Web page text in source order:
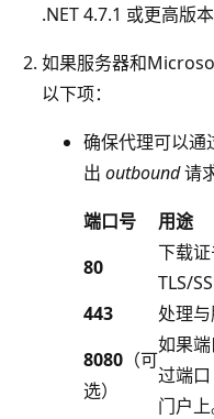
.NET 4.7.1 或更高版
如果服务器和
以下项：
确保代理可以
出 outbound请
端口号
用途
80
下载
TLS/
443
处理
8080 （可
选）
如果
过端
门户上